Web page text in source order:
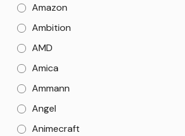
Amazon
Ambition
AMD
Amica
Ammann
Angel
Animecraft